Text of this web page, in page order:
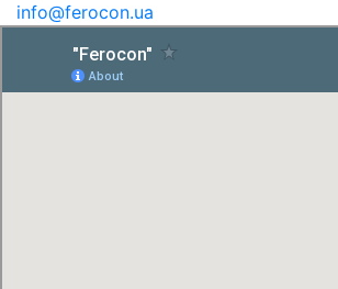
info@ferocon.ua